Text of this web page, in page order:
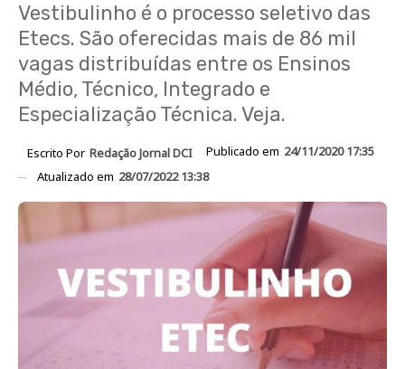
Vestibulinho é o processo seletivo das
Etecs. São oferecidas mais de 86 mil
vagas distribuídas entre os Ensinos
Médio, Técnico, Integrado e
Especialização Técnica. Veja.
Escrito Por Redação Jornal DCI Publicado em 24/11/2020 17:35
Atualizado em 28/07/2022 13:38